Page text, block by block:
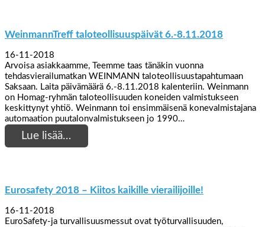
WeinmannTreff taloteollisuuspäivät 6.-8.11.2018
16-11-2018
Arvoisa asiakkaamme, Teemme taas tänäkin vuonna
tehdasvierailumatkan WEINMANN taloteollisuustapahtumaan
Saksaan. Laita päivämäärä 6.-8.11.2018 kalenteriin. Weinmann
on Homag-ryhmän taloteollisuuden koneiden valmistukseen
keskittynyt yhtiö. Weinmann toi ensimmäisenä konevalmistajana
automaation puutalonvalmistukseen jo 1990…
Lue lisää…
Eurosafety 2018 – Kiitos kaikille vierailijoille!
16-11-2018
EuroSafety-ja turvallisuusmessut ovat työturvallisuuden,